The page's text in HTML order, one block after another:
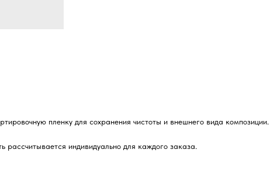
пленку для сохранения чистоты и внешнего вида композиции.
индивидуально для каждого заказа.